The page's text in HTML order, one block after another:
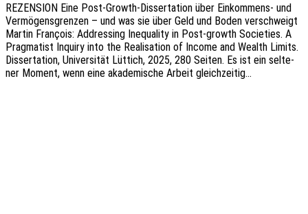
REZENSION Eine Post-Growth-Disser­­ta­­ti­on über Einkom­­mens- und
Vermö­gens­gren­zen – und was sie über Geld und Boden verschweigt
Martin Fran­çois: Addres­sing Inequa­li­ty in Post-growth Socie­ties. A
Prag­ma­tist Inquiry into the Reali­sa­ti­on of Income and Wealth Limits.
Disser­ta­ti­on, Univer­si­tät Lüttich, 2025, 280 Seiten. Es ist ein selte­
ner Moment, wenn eine akade­mi­sche Arbeit gleichzeitig…